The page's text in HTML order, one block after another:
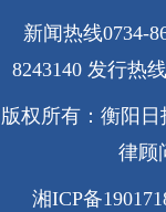
新闻热线0734-
8243140 发行热
版权所有：衡阳
律顾
湘ICP备